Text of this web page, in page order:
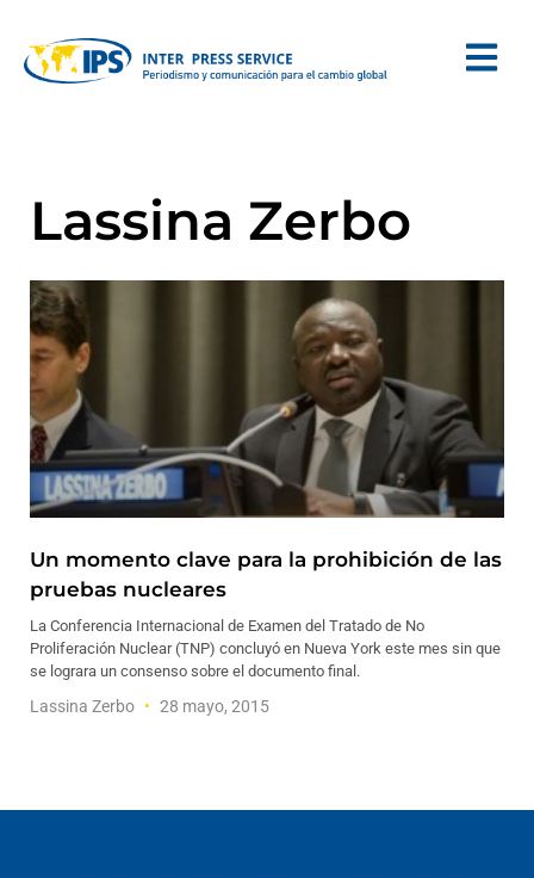
Lassina Zerbo
Un momento clave para la prohibición de las
pruebas nucleares
La Conferencia Internacional de Examen del Tratado de No
Proliferación Nuclear (TNP) concluyó en Nueva York este mes sin que
se lograra un consenso sobre el documento final.
Lassina Zerbo 28 mayo, 2015